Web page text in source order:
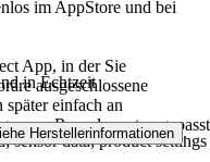
in Echtzeit
sensor data; product settings
im AppStore und bei
App, in der Sie
ausgeschlossene
einfach an
am Rasenlayout angepasst
Herstellerinformationen .